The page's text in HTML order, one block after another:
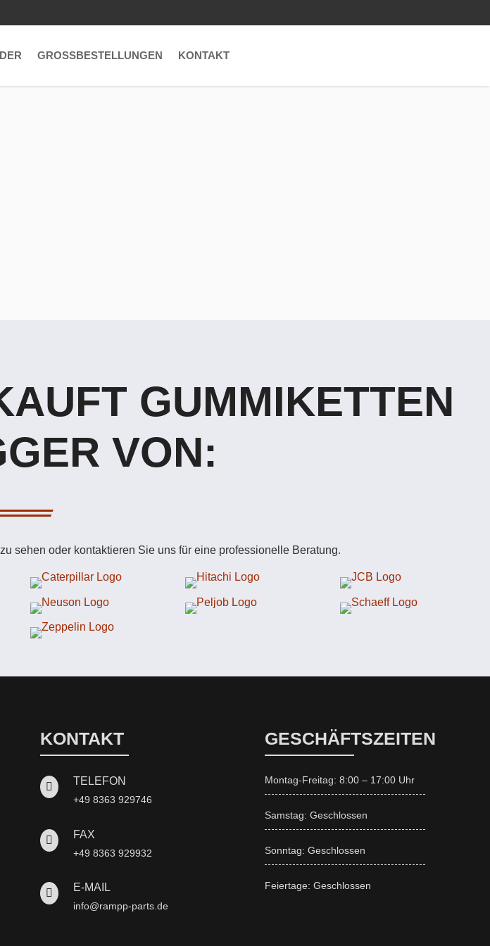
GROSSBESTELLUNGEN KONTAKT
GUMMIKETTEN
VON:
sehen oder kontaktieren Sie uns für eine professionelle Beratung.
KONTAKT
 TELEFON
+49 8363 929746
 FAX
+49 8363 929932
 E-MAIL
info@rampp-parts.de
GESCHÄFTSZEITEN
Montag-Freitag: 8:00 – 17:00 Uhr
Samstag: Geschlossen
Sonntag: Geschlossen
Feiertage: Geschlossen